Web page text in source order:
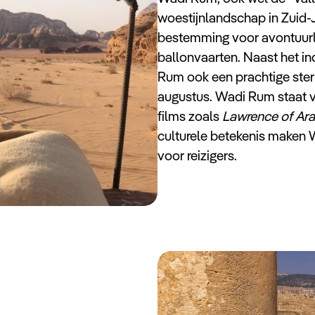
woestijnlandschap in
bestemming voor
ballonvaarten. Naast het
Rum ook een prachtige
augustus. Wadi Rum
films zoals Lawrence of
culturele betekenis maken
voor reizigers.